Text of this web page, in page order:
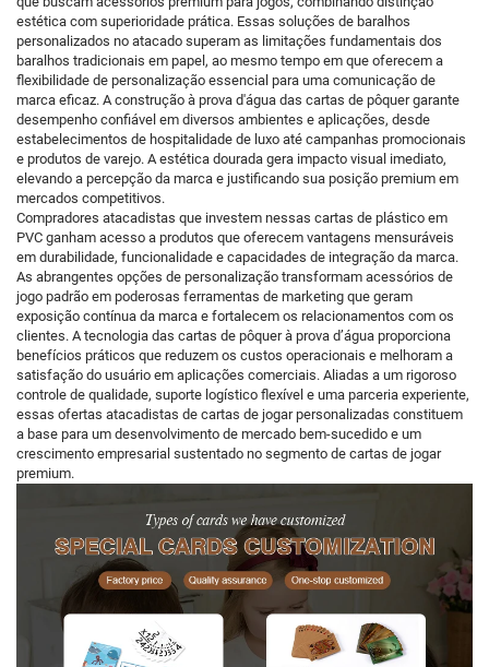
estética com superioridade prática. Essas soluções de baralhos
personalizados no atacado superam as limitações fundamentais dos
baralhos tradicionais em papel, ao mesmo tempo em que oferecem a
flexibilidade de personalização essencial para uma comunicação de
marca eficaz. A construção à prova d'água das cartas de pôquer garante
desempenho confiável em diversos ambientes e aplicações, desde
estabelecimentos de hospitalidade de luxo até campanhas promocionais
e produtos de varejo. A estética dourada gera impacto visual imediato,
elevando a percepção da marca e justificando sua posição premium em
mercados competitivos.
Compradores atacadistas que investem nessas cartas de plástico em
PVC ganham acesso a produtos que oferecem vantagens mensuráveis
em durabilidade, funcionalidade e capacidades de integração da marca.
As abrangentes opções de personalização transformam acessórios de
jogo padrão em poderosas ferramentas de marketing que geram
exposição contínua da marca e fortalecem os relacionamentos com os
clientes. A tecnologia das cartas de pôquer à prova d’água proporciona
benefícios práticos que reduzem os custos operacionais e melhoram a
satisfação do usuário em aplicações comerciais. Aliadas a um rigoroso
controle de qualidade, suporte logístico flexível e uma parceria experiente,
essas ofertas atacadistas de cartas de jogar personalizadas constituem
a base para um desenvolvimento de mercado bem-sucedido e um
crescimento empresarial sustentado no segmento de cartas de jogar
premium.